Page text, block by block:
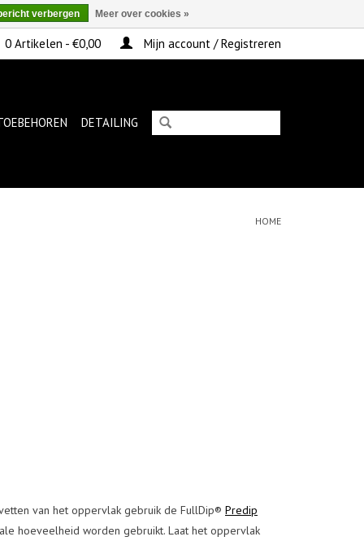
0 Artikelen - €0,00 Mijn account / Registreren
DETAILING
HOME
van het oppervlak gebruik de FullDip® Predip
hoeveelheid worden gebruikt. Laat het oppervlak
verbergen Meer over cookies »